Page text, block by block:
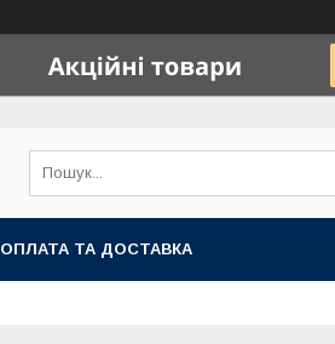
ОПЛАТА ТА ДОСТАВКА